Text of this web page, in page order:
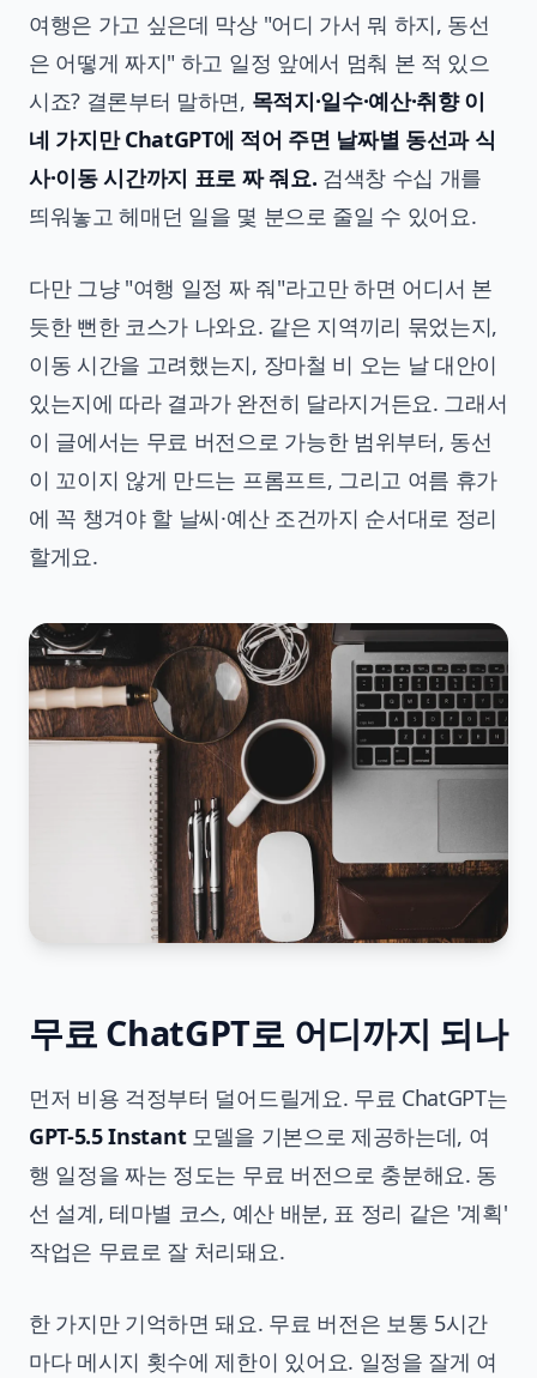
여행은 가고 싶은데 막상 "어디 가서 뭐 하지, 동선
은 어떻게 짜지" 하고 일정 앞에서 멈춰 본 적 있으
시죠? 결론부터 말하면, 목적지·일수·예산·취향 이
네 가지만 ChatGPT에 적어 주면 날짜별 동선과 식
사·이동 시간까지 표로 짜 줘요. 검색창 수십 개를
띄워놓고 헤매던 일을 몇 분으로 줄일 수 있어요.
다만 그냥 "여행 일정 짜 줘"라고만 하면 어디서 본
듯한 뻔한 코스가 나와요. 같은 지역끼리 묶었는지,
이동 시간을 고려했는지, 장마철 비 오는 날 대안이
있는지에 따라 결과가 완전히 달라지거든요. 그래서
이 글에서는 무료 버전으로 가능한 범위부터, 동선
이 꼬이지 않게 만드는 프롬프트, 그리고 여름 휴가
에 꼭 챙겨야 할 날씨·예산 조건까지 순서대로 정리
할게요.
무료 ChatGPT로 어디까지 되나
먼저 비용 걱정부터 덜어드릴게요. 무료 ChatGPT는
GPT-5.5 Instant모델을 기본으로 제공하는데, 여
행 일정을 짜는 정도는 무료 버전으로 충분해요. 동
선 설계, 테마별 코스, 예산 배분, 표 정리 같은 '계획'
작업은 무료로 잘 처리돼요.
한 가지만 기억하면 돼요. 무료 버전은 보통 5시간
마다 메시지 횟수에 제한이 있어요. 일정을 잘게 여